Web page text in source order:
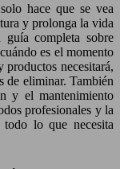
hace que se vea
y prolonga la vida
completa sobre
es el momento
productos necesitará,
de eliminar. También
y el mantenimiento
profesionales y la
todo lo que necesita